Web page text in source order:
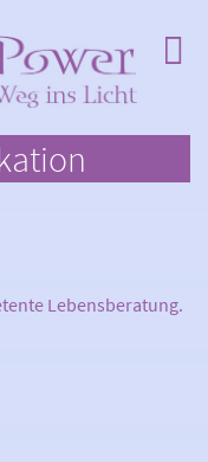
Lebensberatung.